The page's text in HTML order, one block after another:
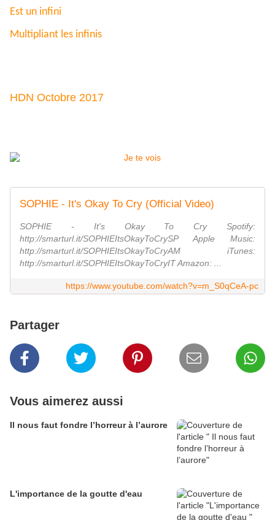
Est un infini
Multipliant les infinis
HDN Octobre 2017
SOPHIE - It's Okay To Cry (Official Video)
SOPHIE - It's Okay To Cry Spotify:
http://smarturl.it/SOPHIEItsOkayToCrySP Apple Music:
http://smarturl.it/SOPHIEItsOkayToCryAM iTunes:
http://smarturl.it/SOPHIEItsOkayToCryIT Amazon: ...
https://www.youtube.com/watch?v=m_S0qCeA-pc
Partager
Vous aimerez aussi
Il nous faut fondre l’horreur à l’aurore
L'importance de la goutte d'eau